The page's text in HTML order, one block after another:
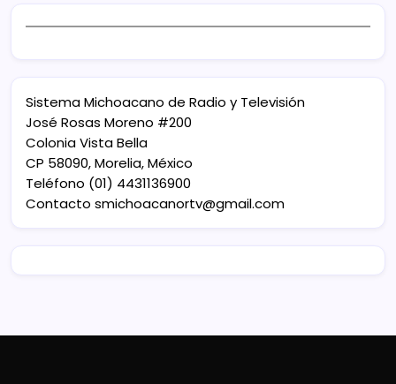
Sistema Michoacano de Radio y Televisión
José Rosas Moreno #200
Colonia Vista Bella
CP 58090, Morelia, México
Teléfono (01) 4431136900
Contacto smichoacanortv@gmail.com